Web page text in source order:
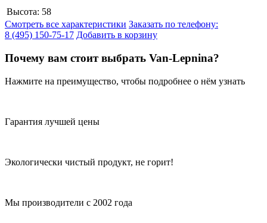
Высота: 58
Смотреть все характеристики Заказать по телефону:
8 (495) 150-75-17 Добавить в корзину
Почему вам стоит выбрать Van-Lepnina?
Нажмите на преимущество, чтобы подробнее о нём узнать
Гарантия лучшей цены
Экологически чистый продукт, не горит!
Мы производители с 2002 года